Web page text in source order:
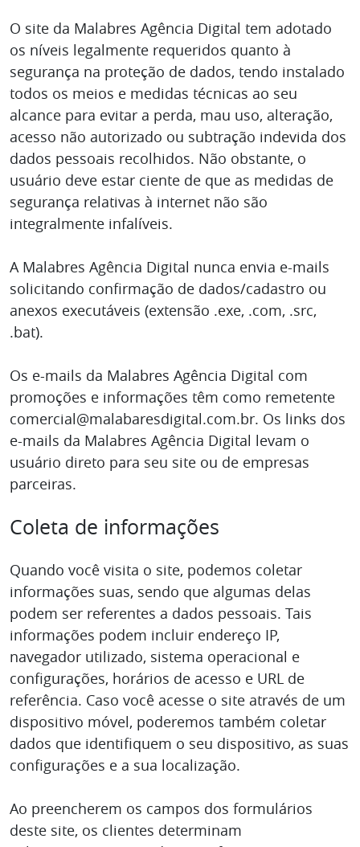
O site da Malabres Agência Digital tem adotado
os níveis legalmente requeridos quanto à
segurança na proteção de dados, tendo instalado
todos os meios e medidas técnicas ao seu
alcance para evitar a perda, mau uso, alteração,
acesso não autorizado ou subtração indevida dos
dados pessoais recolhidos. Não obstante, o
usuário deve estar ciente de que as medidas de
segurança relativas à internet não são
integralmente infalíveis.
A Malabres Agência Digital nunca envia e-mails
solicitando confirmação de dados/cadastro ou
anexos executáveis (extensão .exe, .com, .src,
.bat).
Os e-mails da Malabres Agência Digital com
promoções e informações têm como remetente
comercial@malabaresdigital.com.br. Os links dos
e-mails da Malabres Agência Digital levam o
usuário direto para seu site ou de empresas
parceiras.
Coleta de informações
Quando você visita o site, podemos coletar
informações suas, sendo que algumas delas
podem ser referentes a dados pessoais. Tais
informações podem incluir endereço IP,
navegador utilizado, sistema operacional e
configurações, horários de acesso e URL de
referência. Caso você acesse o site através de um
dispositivo móvel, poderemos também coletar
dados que identifiquem o seu dispositivo, as suas
configurações e a sua localização.
Ao preencherem os campos dos formulários
deste site, os clientes determinam